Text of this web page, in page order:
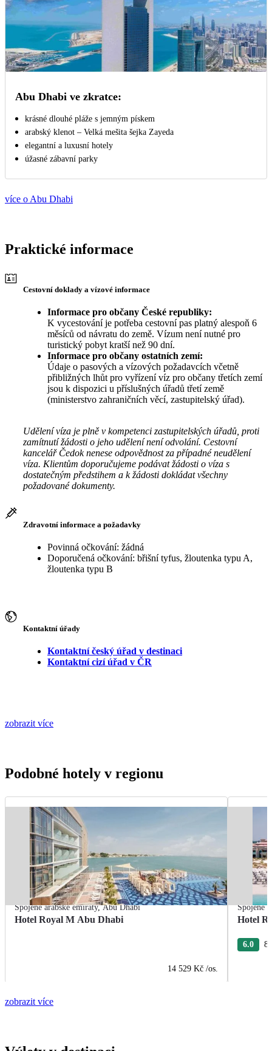
Abu Dhabi ve zkratce:
krásné dlouhé pláže s jemným pískem
arabský klenot – Velká mešita šejka Zayeda
elegantní a luxusní hotely
úžasné zábavní parky
více o Abu Dhabi
Praktické informace
Cestovní doklady a vízové informace
Informace pro občany České republiky:
K vycestování je potřeba cestovní pas platný alespoň 6
měsíců od návratu do země. Vízum není nutné pro
turistický pobyt kratší než 90 dní.
Informace pro občany ostatních zemí:
Údaje o pasových a vízových požadavcích včetně
přibližných lhůt pro vyřízení víz pro občany třetích zemí
jsou k dispozici u příslušných úřadů třetí země
(ministerstvo zahraničních věcí, zastupitelský úřad).
Udělení víza je plně v kompetenci zastupitelských úřadů, proti
zamítnutí žádosti o jeho udělení není odvolání. Cestovní
kancelář Čedok nenese odpovědnost za případné neudělení
víza. Klientům doporučujeme podávat žádosti o víza s
dostatečným předstihem a k žádosti dokládat všechny
požadované dokumenty.
Zdravotní informace a požadavky
Povinná očkování: žádná
Doporučená očkování: břišní tyfus, žloutenka typu A,
žloutenka typu B
Kontaktní úřady
Kontaktní český úřad v destinaci
Kontaktní cizí úřad v ČR
zobrazit více
Podobné hotely v regionu
Spojené arabské emiráty,Abu Dhabi
Hotel Royal M Abu Dhabi
14 529 Kč /os.
Spojené
Hotel
6.0 8
zobrazit více